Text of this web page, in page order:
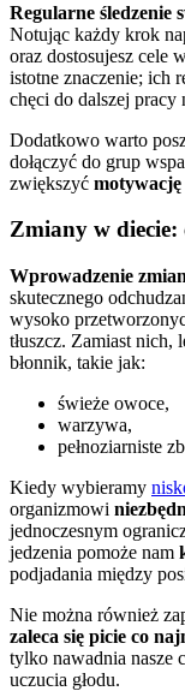
Regularne śledzenie
Notując każdy krok
oraz dostosujesz cele
istotne znaczenie; ich
chęci do dalszej pracy
Dodatkowo warto
dołączyć do grup
zwiększyć motywację
Zmiany w diecie:
Wprowadzenie
skutecznego
wysoko
tłuszcz. Zamiast nich,
błonnik, takie jak:
świeże owoce,
warzywa,
pełnoziarniste
Kiedy wybieramy
organizmowi
jednoczesnym
jedzenia pomoże nam
podjadania między
Nie można również
zaleca się picie co
tylko nawadnia nasze
uczucia głodu.